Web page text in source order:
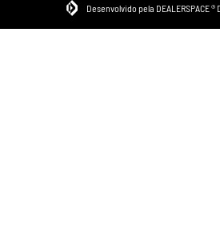
Desenvolvido pela DEALERSPACE